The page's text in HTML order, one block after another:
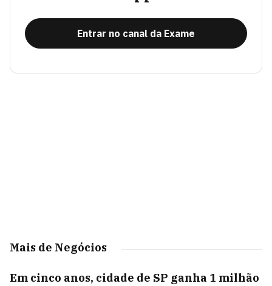
Entrar no canal da Exame
Mais de Negócios
Em cinco anos, cidade de SP ganha 1 milhão